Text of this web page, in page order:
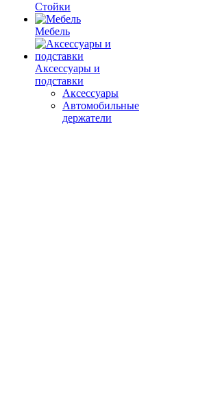
Стойки
Мебель
Аксессуары и
подставки
Аксессуары
Автомобильные
держатели